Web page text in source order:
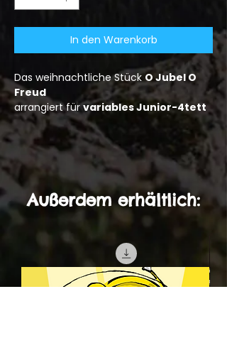
In den Warenkorb
Das weihnachtliche Stück O Jubel O
Freud
arrangiert fürvariables Junior-4tett
Außerdem erhältlich: